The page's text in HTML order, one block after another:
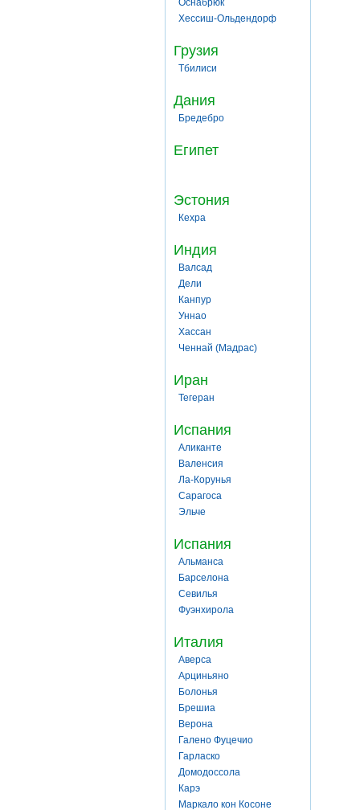
Оснабрюк
Хессиш-Ольдендорф
Грузия
Тбилиси
Дания
Бредебро
Египет
Эстония
Кехра
Индия
Валсад
Дели
Канпур
Уннао
Хассан
Ченнай (Мадрас)
Иран
Тегеран
Испания
Аликанте
Валенсия
Ла-Корунья
Сарагоса
Эльче
Испания
Альманса
Барселона
Севилья
Фуэнхирола
Италия
Аверса
Арциньяно
Болонья
Брешиа
Верона
Галено Фуцечио
Гарласко
Домодоссола
Карэ
Маркало кон Косоне